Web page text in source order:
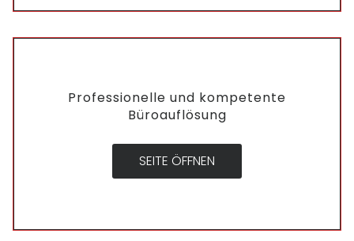
Professionelle und kompetente
Büroauflösung
SEITE ÖFFNEN